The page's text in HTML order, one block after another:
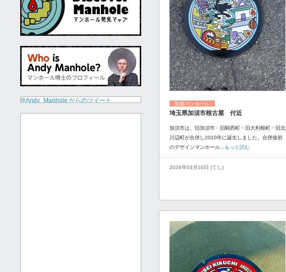
@Andy_Manhole からのツイート 投稿マンホール
埼玉県加須市根古屋 付近
加須市は、旧加須市・旧騎西町・旧大利根町・旧北
川辺町が合併し2010年に誕生しました。合併後初
のデザインマンホール ...もっと読む
2026年03月10日 (てし)